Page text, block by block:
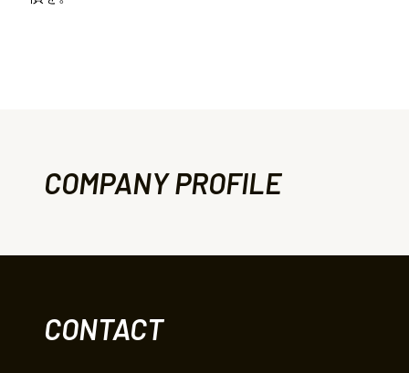
COMPANY PROFILE
CONTACT